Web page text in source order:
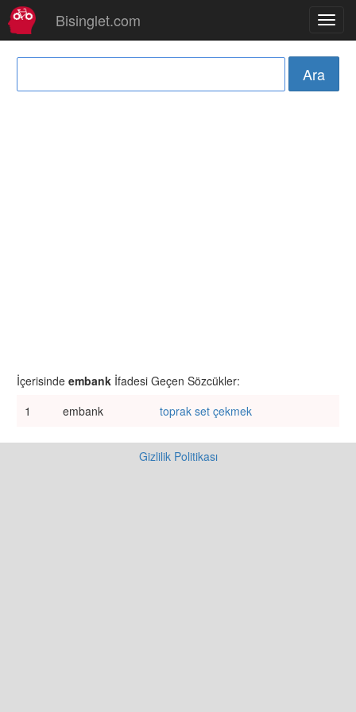
Bisinglet.com
İçerisinde embank İfadesi Geçen Sözcükler:
1
embank toprak set çekmek
Gizlilik Politikası